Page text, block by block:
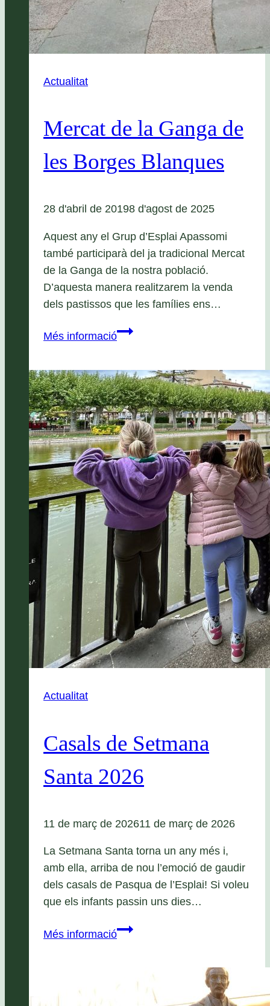
Actualitat
Mercat de la Ganga de
les Borges Blanques
28 d'abril de 20198 d'agost de 2025
Aquest any el Grup d’Esplai Apassomi
també participarà del ja tradicional Mercat
de la Ganga de la nostra població.
D’aquesta manera realitzarem la venda
dels pastissos que les famílies ens…
Més informacióMercat
Ganga
de
les
Borges
Blanques
Actualitat
Casals de Setmana
Santa 2026
11 de març de 202611 de març de 2026
La Setmana Santa torna un any més i,
amb ella, arriba de nou l’emoció de gaudir
dels casals de Pasqua de l’Esplai! Si voleu
que els infants passin uns dies…
Més informacióCasals
Santa